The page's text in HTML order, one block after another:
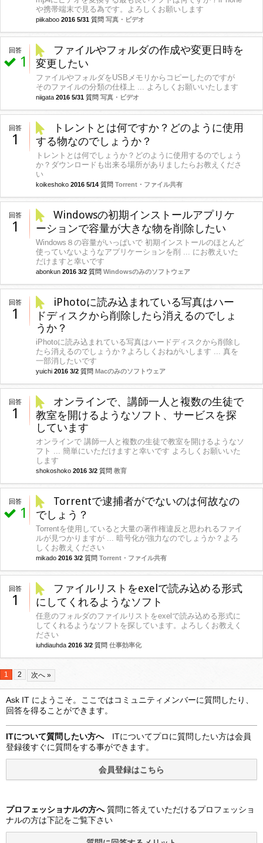
や携帯端末で見る為です。よろしくお願いします
piikaboo 2016 5/31 質問 写真・ビデオ
回答
1
ファイルやフォルダの作成や変更日時を
変更したい
ファイルやフォルダをUSBメモリからコピーしたのですが
そのファイルの分類の仕様上 ... よろしくお願いいたします
niigata 2016 5/31 質問 写真・ビデオ
回答
1
トレントとは何ですか？どのように使用
する物なのでしょうか？
トレントとは何でしょうか？どのように使用するのでしょう
か？ダウンロードも出来る場所がありましたらお教えくださ
い
koikeshoko 2016 5/14 質問 Torrent・ファイル共有
回答
1
Windowsの初期インストールアプリケ
ーションで容量が大きな物を削除したい
Windows８の容量がいっぱいで 初期インストールのほとんど
使っていないようなアプリケーションを削 ... にお教えいた
だけますと幸いです
abonkun 2016 3/2 質問 Windowsのみのソフトウェア
回答
1
iPhotoに読み込まれている写真はハー
ドディスクから削除したら消えるのでしょ
うか？
iPhotoに読み込まれている写真はハードディスクから削除し
たら消えるのでしょうか？よろしくおねがいします ... 真を
一部消したいです
yuichi 2016 3/2 質問 Macのみのソフトウェア
回答
1
オンラインで、講師一人と複数の生徒で
教室を開けるようなソフト、サービスを探
しています
オンラインで 講師一人と複数の生徒で教室を開けるようなソ
フト ... 簡単にいただけますと幸いです よろしくお願いいた
します
shokoshoko 2016 3/2 質問 教育
回答
1
Torrentで逮捕者がでないのは何故なの
でしょう？
Torrentを使用していると大量の著作権違反と思われるファイ
ルが見つかりますが ... 暗号化が強力なのでしょうか？よろ
しくお教えください
mikado 2016 3/2 質問 Torrent・ファイル共有
回答
1
ファイルリストをexelで読み込める形式
にしてくれるようなソフト
任意のフォルダのファイルリストをexelで読み込める形式に
してくれるようなソフトを探しています。よろしくお教えく
ださい
iuhdiauhda 2016 3/2 質問 仕事効率化
1 2 次へ »
Ask IT にようこそ。ここではコミュニティメンバーに質問したり、
回答を得ることができます。
ITについて質問したい方へITについてプロに質問したい方は会員
登録後すぐに質問をする事ができます。
プロフェッショナルの方へ質問に答えていただけるプロフェッショ
ナルの方は下記をご覧下さい